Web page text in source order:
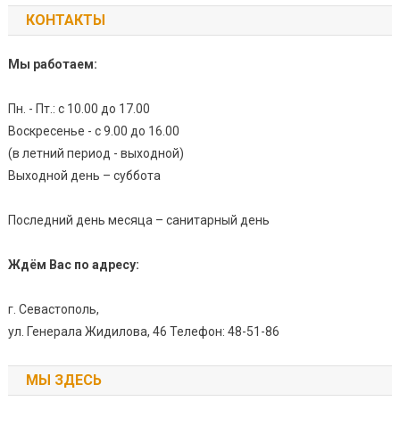
КОНТАКТЫ
Мы работаем:
Пн. - Пт.: с 10.00 до 17.00
Воскресенье - с 9.00 до 16.00
(в летний период - выходной)
Выходной день – суббота
Последний день месяца – санитарный день
Ждём Вас по адресу:
г. Севастополь,
ул. Генерала Жидилова, 46 Телефон: 48-51-86
МЫ ЗДЕСЬ